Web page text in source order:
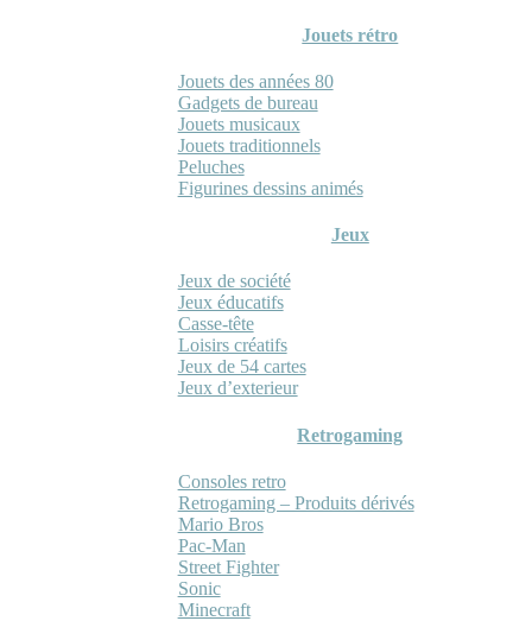
Jouets rétro
Jouets des années 80
Gadgets de bureau
Jouets musicaux
Jouets traditionnels
Peluches
Figurines dessins animés
Jeux
Jeux de société
Jeux éducatifs
Casse-tête
Loisirs créatifs
Jeux de 54 cartes
Jeux d’exterieur
Retrogaming
Consoles retro
Retrogaming – Produits dérivés
Mario Bros
Pac-Man
Street Fighter
Sonic
Minecraft